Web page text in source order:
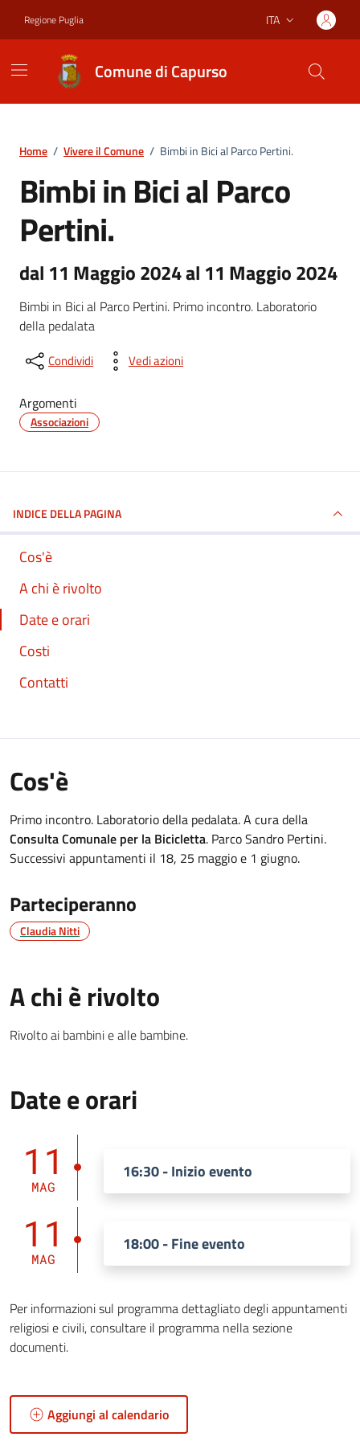
Regione Puglia Lingua attiva:
ITA
Comune di Capurso
Home / Vivere il Comune / Bimbi in Bici al Parco Pertini.
Bimbi in Bici al Parco
Pertini.
dal 11 Maggio 2024 al 11 Maggio 2024
Bimbi in Bici al Parco Pertini. Primo incontro. Laboratorio
della pedalata
Condividi Vedi azioni
Argomenti
Associazioni
INDICE DELLA PAGINA
Cos'è
A chi è rivolto
Date e orari
Costi
Contatti
Cos'è
Primo incontro. Laboratorio della pedalata. A cura della
Consulta Comunale per la Bicicletta. Parco Sandro Pertini.
Successivi appuntamenti il 18, 25 maggio e 1 giugno.
Parteciperanno
Claudia Nitti
A chi è rivolto
Rivolto ai bambini e alle bambine.
Date e orari
11
MAG
16:30 - Inizio evento
11
MAG
18:00 - Fine evento
Per informazioni sul programma dettagliato degli appuntamenti
religiosi e civili, consultare il programma nella sezione
documenti.
Aggiungi al calendario